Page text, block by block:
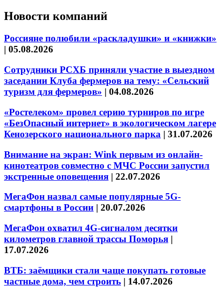
Новости компаний
Россияне полюбили «раскладушки» и «книжки»
| 05.08.2026
Сотрудники РСХБ приняли участие в выездном
заседании Клуба фермеров на тему: «Сельский
туризм для фермеров» | 04.08.2026
«Ростелеком» провел серию турниров по игре
«БезОпасный интернет» в экологическом лагере
Кенозерского национального парка | 31.07.2026
Внимание на экран: Wink первым из онлайн-
кинотеатров совместно с МЧС России запустил
экстренные оповещения | 22.07.2026
МегаФон назвал самые популярные 5G-
смартфоны в России | 20.07.2026
МегаФон охватил 4G-сигналом десятки
километров главной трассы Поморья |
17.07.2026
ВТБ: заёмщики стали чаще покупать готовые
частные дома, чем строить | 14.07.2026